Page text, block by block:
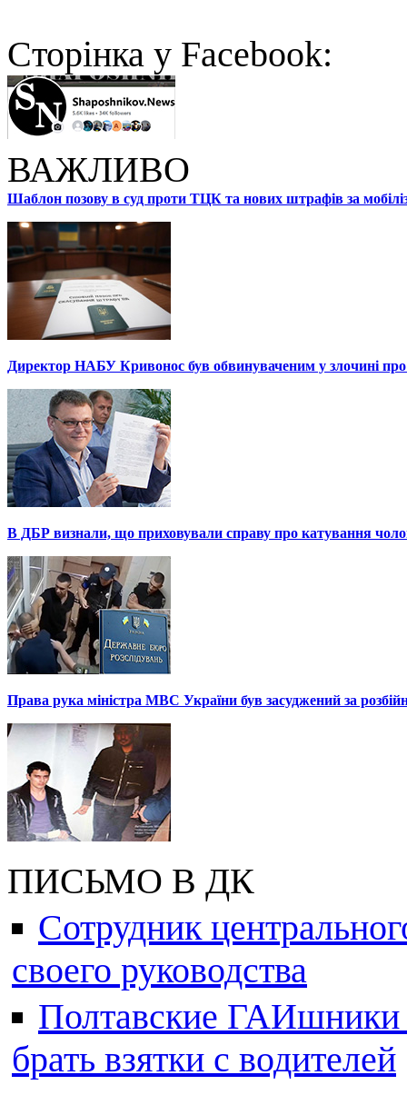
Cторінка у Facebook:
ВАЖЛИВО
Шаблон позову в суд проти ТЦК та нових штрафів за
Директор НАБУ Кривонос був обвинуваченим у злочині про
В ДБР визнали, що приховували справу про катування
Права рука міністра МВС України був засуджений за
ПИСЬМО В ДК
Сотрудник
своего руководства
Полтавские ГАИшники
брать взятки с водителей